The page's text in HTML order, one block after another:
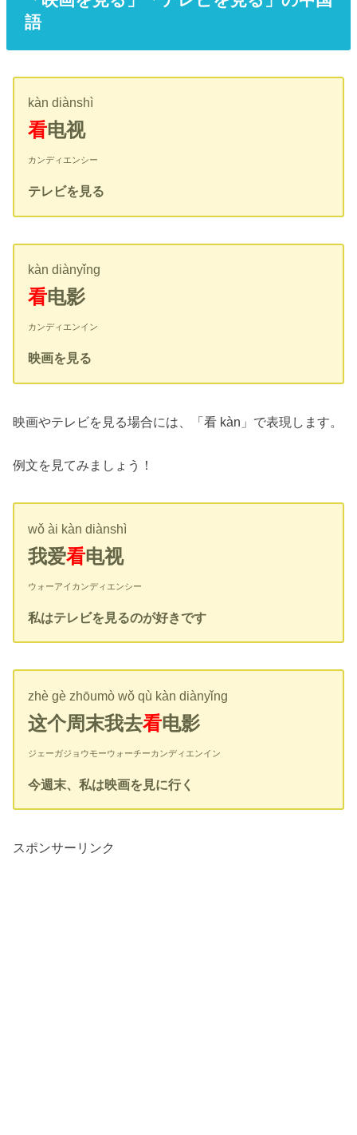
語
kàn diànshì
看电视
カンディエンシー
テレビを見る
kàn diànyǐng
看电影
カンディエンイン
映画を見る
映画やテレビを見る場合には、「看 kàn」で表現します。
例文を見てみましょう！
wǒ ài kàn diànshì
我爱看电视
ウォーアイカンディエンシー
私はテレビを見るのが好きです
zhè gè zhōumò wǒ qù kàn diànyǐng
这个周末我去看电影
ジェーガジョウモーウォーチーカンディエンイン
今週末、私は映画を見に行く
スポンサーリンク